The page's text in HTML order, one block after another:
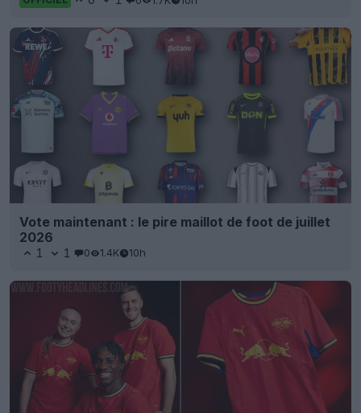
Vote maintenant : le pire maillot de foot de juillet
2026
1 1 0 1.4K 10h